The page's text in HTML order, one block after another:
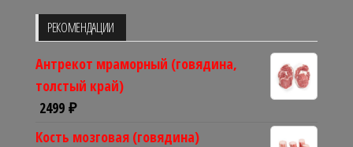
РЕКОМЕНДАЦИИ
Антрекот мраморный (говядина,
толстый край)
2499 ₽
Кость мозговая (говядина)